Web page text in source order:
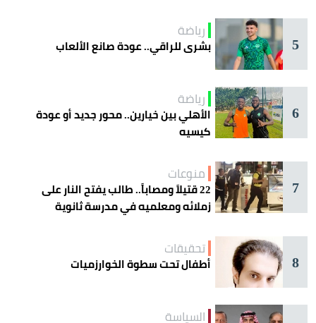
5
رياضة
بشرى للراقي.. عودة صانع الألعاب
6
رياضة
الأهلي بين خيارين.. محور جديد أو عودة
كيسيه
7
منوعات
22 قتيلاً ومصاباً.. طالب يفتح النار على
زملائه ومعلميه في مدرسة ثانوية
8
تحقيقات
أطفال تحت سطوة الخوارزميات
السياسة